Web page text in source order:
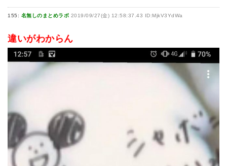
155: 名無しのまとめラボ 2019/09/27(金) 12:58:37.43 ID:MjkV3YdWa
違いがわからん